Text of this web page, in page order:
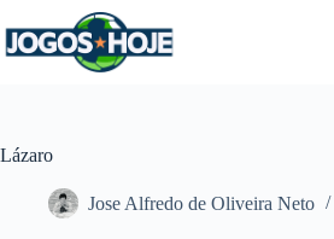
para
o
Lázaro
Jose Alfredo de Oliveira Neto